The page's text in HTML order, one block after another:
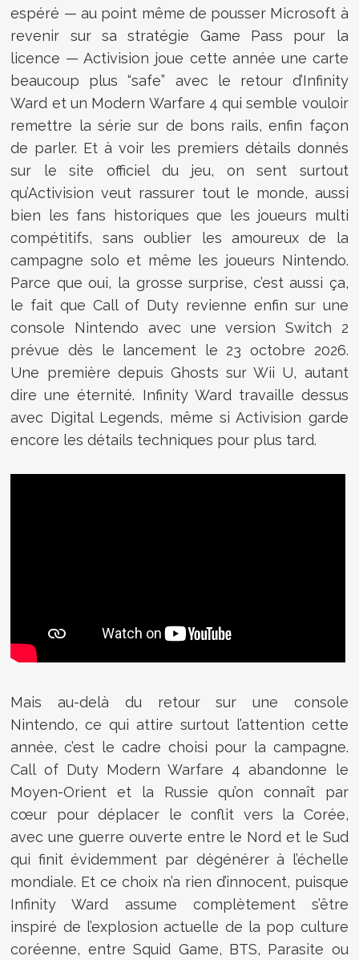
espéré — au point même de pousser Microsoft à
revenir sur sa stratégie Game Pass pour la
licence — Activision joue cette année une carte
beaucoup plus “safe” avec le retour d’Infinity
Ward et un Modern Warfare 4 qui semble vouloir
remettre la série sur de bons rails, enfin façon
de parler. Et à voir les premiers détails donnés
sur le site officiel du jeu, on sent surtout
qu’Activision veut rassurer tout le monde, aussi
bien les fans historiques que les joueurs multi
compétitifs, sans oublier les amoureux de la
campagne solo et même les joueurs Nintendo.
Parce que oui, la grosse surprise, c’est aussi ça,
le fait que Call of Duty revienne enfin sur une
console Nintendo avec une version Switch 2
prévue dès le lancement le 23 octobre 2026.
Une première depuis Ghosts sur Wii U, autant
dire une éternité. Infinity Ward travaille dessus
avec Digital Legends, même si Activision garde
encore les détails techniques pour plus tard.
Mais au-delà du retour sur une console
Nintendo, ce qui attire surtout l’attention cette
année, c’est le cadre choisi pour la campagne.
Call of Duty Modern Warfare 4 abandonne le
Moyen-Orient et la Russie qu’on connaît par
cœur pour déplacer le conflit vers la Corée,
avec une guerre ouverte entre le Nord et le Sud
qui finit évidemment par dégénérer à l’échelle
mondiale. Et ce choix n’a rien d’innocent, puisque
Infinity Ward assume complètement s’être
inspiré de l’explosion actuelle de la pop culture
coréenne, entre Squid Game, BTS, Parasite ou